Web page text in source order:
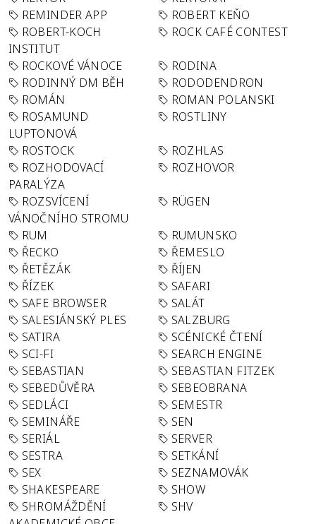
REMINDER APP
ROBERT KEŇO
ROBERT-KOCH
INSTITUT
ROCK CAFÉ CONTEST
ROCKOVÉ VÁNOCE
RODINA
RODINNÝ DM BĚH
RODODENDRON
ROMÁN
ROMAN POLANSKI
ROSAMUND
LUPTONOVÁ
ROSTLINY
ROSTOCK
ROZHLAS
ROZHODOVACÍ
PARALÝZA
ROZHOVOR
ROZSVÍCENÍ
VÁNOČNÍHO STROMU
RÜGEN
RUM
RUMUNSKO
ŘECKO
ŘEMESLO
ŘETĚZÁK
ŘÍJEN
ŘÍZEK
SAFARI
SAFE BROWSER
SALÁT
SALESIÁNSKÝ PLES
SALZBURG
SATIRA
SCÉNICKÉ ČTENÍ
SCI-FI
SEARCH ENGINE
SEBASTIAN
SEBASTIAN FITZEK
SEBEDŮVĚRA
SEBEOBRANA
SEDLÁCI
SEMESTR
SEMINÁŘE
SEN
SERIÁL
SERVER
SESTRA
SETKÁNÍ
SEX
SEZNAMOVÁK
SHAKESPEARE
SHOW
SHROMÁŽDĚNÍ
SHV